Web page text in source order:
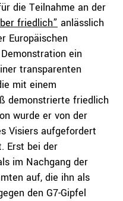
die Teilnahme an der
friedlich” anlässlich
Europäischen
ein
transparenten
mit einem
demonstrierte friedlich
wurde er von der
Visiers aufgefordert
Erst bei der
im Nachgang der
auf, die ihn als
den G7-Gipfel